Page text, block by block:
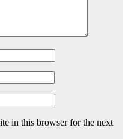
in this browser for the next